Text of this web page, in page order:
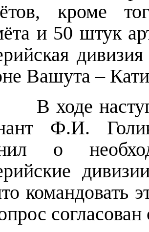
кроме
и 50 штук
Вашута –
Ф.И.
о
командовать